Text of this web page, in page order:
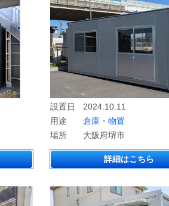
設置日
2024.10.11
用途
倉庫・物置
場所
大阪府堺市
詳細はこちら